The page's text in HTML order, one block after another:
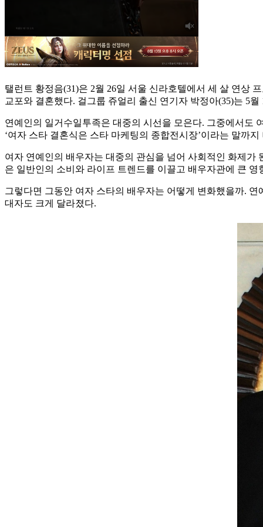
탤런트 황정음(31)은 2월 26일 서울 신라호텔에서 세 살 연상
교포와 결혼했다. 걸그룹 쥬얼리 출신 연기자 박정아(35)는 5
연예인의 일거수일투족은 대중의 시선을 모은다. 그중에서도
‘여자 스타 결혼식은 스타 마케팅의 종합전시장’이라는 말까지
여자 연예인의 배우자는 대중의 관심을 넘어 사회적인 화제
은 일반인의 소비와 라이프 트렌드를 이끌고 배우자관에 큰 영
그렇다면 그동안 여자 스타의 배우자는 어떻게 변화했을까.
대자도 크게 달라졌다.